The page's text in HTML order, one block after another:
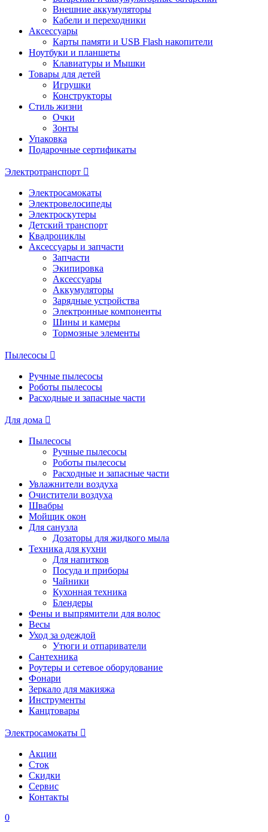
Внешние аккумуляторы
Кабели и переходники
Аксессуары
Карты памяти и USB Flash накопители
Ноутбуки и планшеты
Клавиатуры и Мышки
Товары для детей
Игрушки
Конструкторы
Стиль жизни
Очки
Зонты
Упаковка
Подарочные сертификаты
Электротранспорт
Электросамокаты
Электровелосипеды
Электроскутеры
Детский транспорт
Квадроциклы
Аксессуары и запчасти
Запчасти
Экипировка
Аксессуары
Аккумуляторы
Зарядные устройства
Электронные компоненты
Шины и камеры
Тормозные элементы
Пылесосы
Ручные пылесосы
Роботы пылесосы
Расходные и запасные части
Для дома
Пылесосы
Ручные пылесосы
Роботы пылесосы
Расходные и запасные части
Увлажнители воздуха
Очистители воздуха
Швабры
Мойщик окон
Для санузла
Дозаторы для жидкого мыла
Техника для кухни
Для напитков
Посуда и приборы
Чайники
Кухонная техника
Блендеры
Фены и выпрямители для волос
Весы
Уход за одеждой
Утюги и отпариватели
Сантехника
Роутеры и сетевое оборудование
Фонари
Зеркало для макияжа
Инструменты
Канцтовары
Электросамокаты
Акции
Сток
Скидки
Сервис
Контакты
0